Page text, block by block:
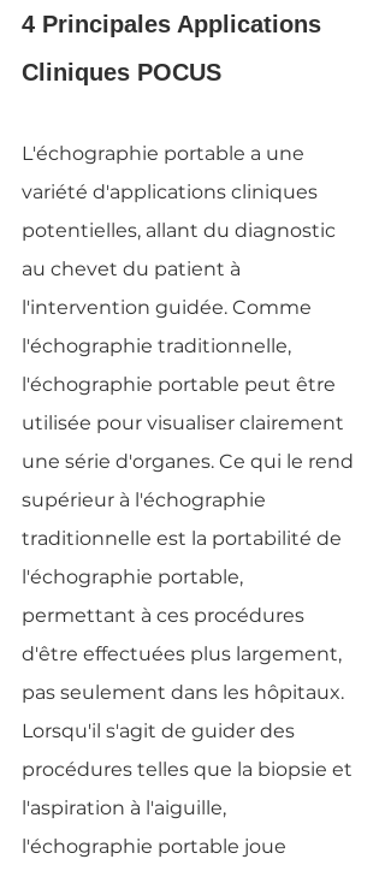
4 Principales Applications
Cliniques POCUS
L'échographie portable a une
variété d'applications cliniques
potentielles, allant du diagnostic
au chevet du patient à
l'intervention guidée. Comme
l'échographie traditionnelle,
l'échographie portable peut être
utilisée pour visualiser clairement
une série d'organes. Ce qui le rend
supérieur à l'échographie
traditionnelle est la portabilité de
l'échographie portable,
permettant à ces procédures
d'être effectuées plus largement,
pas seulement dans les hôpitaux.
Lorsqu'il s'agit de guider des
procédures telles que la biopsie et
l'aspiration à l'aiguille,
l'échographie portable joue